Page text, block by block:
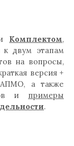
Комплектом,
к двум этапам
на вопросы,
версия +
а также
и примеры
.